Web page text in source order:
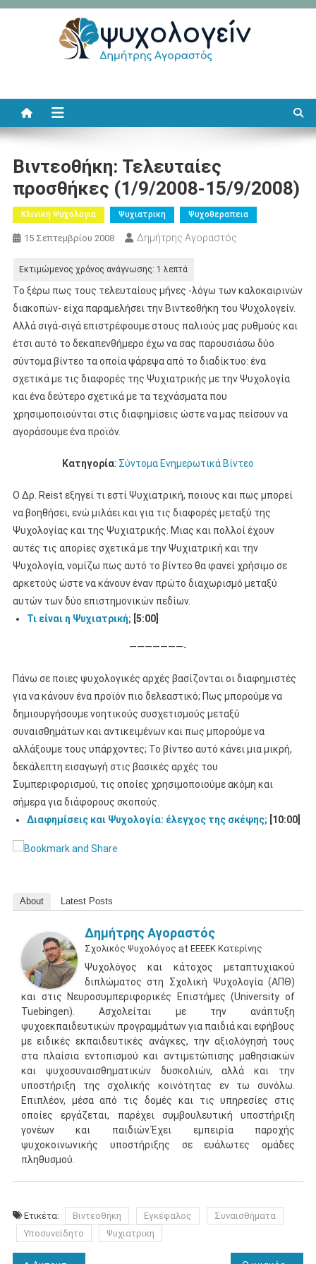
Μεταπηδήστε
Βιντεοθήκη: Τελευταίες
προσθήκες (1/9/2008-15/9/2008)
Κλινικη Ψυχολογια Ψυχιατρικη Ψυχοθεραπεια
15 Σεπτεμβρίου 2008 Δημήτρης Αγοραστός
Το ξέρω πως τους τελευταίους μήνες -λόγω των καλοκαιρινών
διακοπών- είχα παραμελήσει την Βιντεοθήκη του Ψυχολογείν.
Αλλά σιγά-σιγά επιστρέφουμε στους παλιούς μας ρυθμούς και
έτσι αυτό το δεκαπενθήμερο έχω να σας παρουσιάσω δύο
σύντομα βίντεο τα οποία ψάρεψα από το διαδίκτυο: ένα
σχετικά με τις διαφορές της Ψυχιατρικής με την Ψυχολογία
και ένα δεύτερο σχετικά με τα τεχνάσματα που
χρησιμοποιούνται στις διαφημίσεις ώστε να μας πείσουν να
αγοράσουμε ένα προϊόν.
Κατηγορία: Σύντομα Ενημερωτικά Βίντεο
Ο Δρ. Reist εξηγεί τι εστί Ψυχιατρική, ποιους και πως μπορεί
να βοηθήσει, ενώ μιλάει και για τις διαφορές μεταξύ της
Ψυχολογίας και της Ψυχιατρικής. Μιας και πολλοί έχουν
αυτές τις απορίες σχετικά με την Ψυχιατρική και την
Ψυχολογία, νομίζω πως αυτό το βίντεο θα φανεί χρήσιμο σε
αρκετούς ώστε να κάνουν έναν πρώτο διαχωρισμό μεταξύ
αυτών των δύο επιστημονικών πεδίων.
Τι είναι η Ψυχιατρική; [5:00]
———————-
Πάνω σε ποιες ψυχολογικές αρχές βασίζονται οι διαφημιστές
για να κάνουν ένα προϊόν πιο δελεαστικό; Πως μπορούμε να
δημιουργήσουμε νοητικούς συσχετισμούς μεταξύ
συναισθημάτων και αντικειμένων και πως μπορούμε να
αλλάξουμε τους υπάρχοντες; Το βίντεο αυτό κάνει μια μικρή,
δεκάλεπτη εισαγωγή στις βασικές αρχές του
Συμπεριφορισμού, τις οποίες χρησιμοποιούμε ακόμη και
σήμερα για διάφορους σκοπούς.
Διαφημίσεις και Ψυχολογία: έλεγχος της σκέψης; [10:00]
About Latest Posts
Δημήτρης Αγοραστός
Σχολικός Ψυχολόγος at ΕΕΕΕΚ Κατερίνης
Ψυχολόγος και κάτοχος μεταπτυχιακού
διπλώματος στη Σχολική Ψυχολογία (ΑΠΘ)
και στις Νευροσυμπεριφορικές Επιστήμες (University of
Tuebingen). Ασχολείται με την ανάπτυξη
ψυχοεκπαιδευτικών προγραμμάτων για παιδιά και εφήβους
με ειδικές εκπαιδευτικές ανάγκες, την αξιολόγησή τους
στα πλαίσια εντοπισμού και αντιμετώπισης μαθησιακών
και ψυχοσυναισθηματικών δυσκολιών, αλλά και την
υποστήριξη της σχολικής κοινότητας εν τω συνόλω.
Επιπλέον, μέσα από τις δομές και τις υπηρεσίες στις
οποίες εργάζεται, παρέχει συμβουλευτική υποστήριξη
γονέων και παιδιών.Έχει εμπειρία παροχής
ψυχοκοινωνικής υποστήριξης σε ευάλωτες ομάδες
πληθυσμού.
Ετικέτα: Βιντεοθήκη Εγκέφαλος
Συναισθήματα
Υποσυνείδητο
Ψυχιατρικη